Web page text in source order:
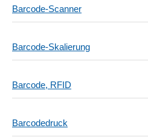
Barcode-Scanner
Barcode-Skalierung
Barcode, RFID
Barcodedruck